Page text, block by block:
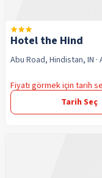
Hotel the Hind
Abu Road, Hindistan, IN
Fiyatı görmek için tarih
Tarih Seç